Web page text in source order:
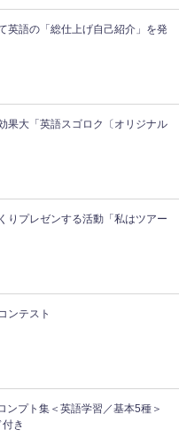
英語の「総仕上げ自己紹介」を発
果大「英語スゴロク〔オリジナル
りプレゼンする活動「私はツアー
ンテスト
ンプト集＜英語学習／基本5種＞
き